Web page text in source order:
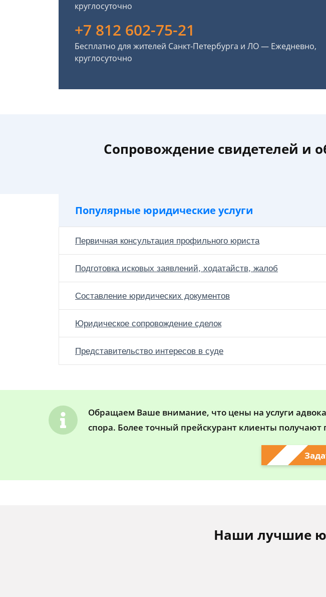
круглосуточно
+7 812 602-75-21
Бесплатно для жителей Санкт-Петербурга и ЛО — Ежедневно,
круглосуточно
Сопровождение свидетелей и
Популярные юридические услуги
Первичная консультация профильного юриста
Подготовка исковых заявлений, ходатайств, жалоб
Составление юридических документов
Юридическое сопровождение сделок
Представительство интересов в суде
Обращаем Ваше внимание, что цены на услуги
спора. Более точный прейскурант клиенты
Наши лучшие